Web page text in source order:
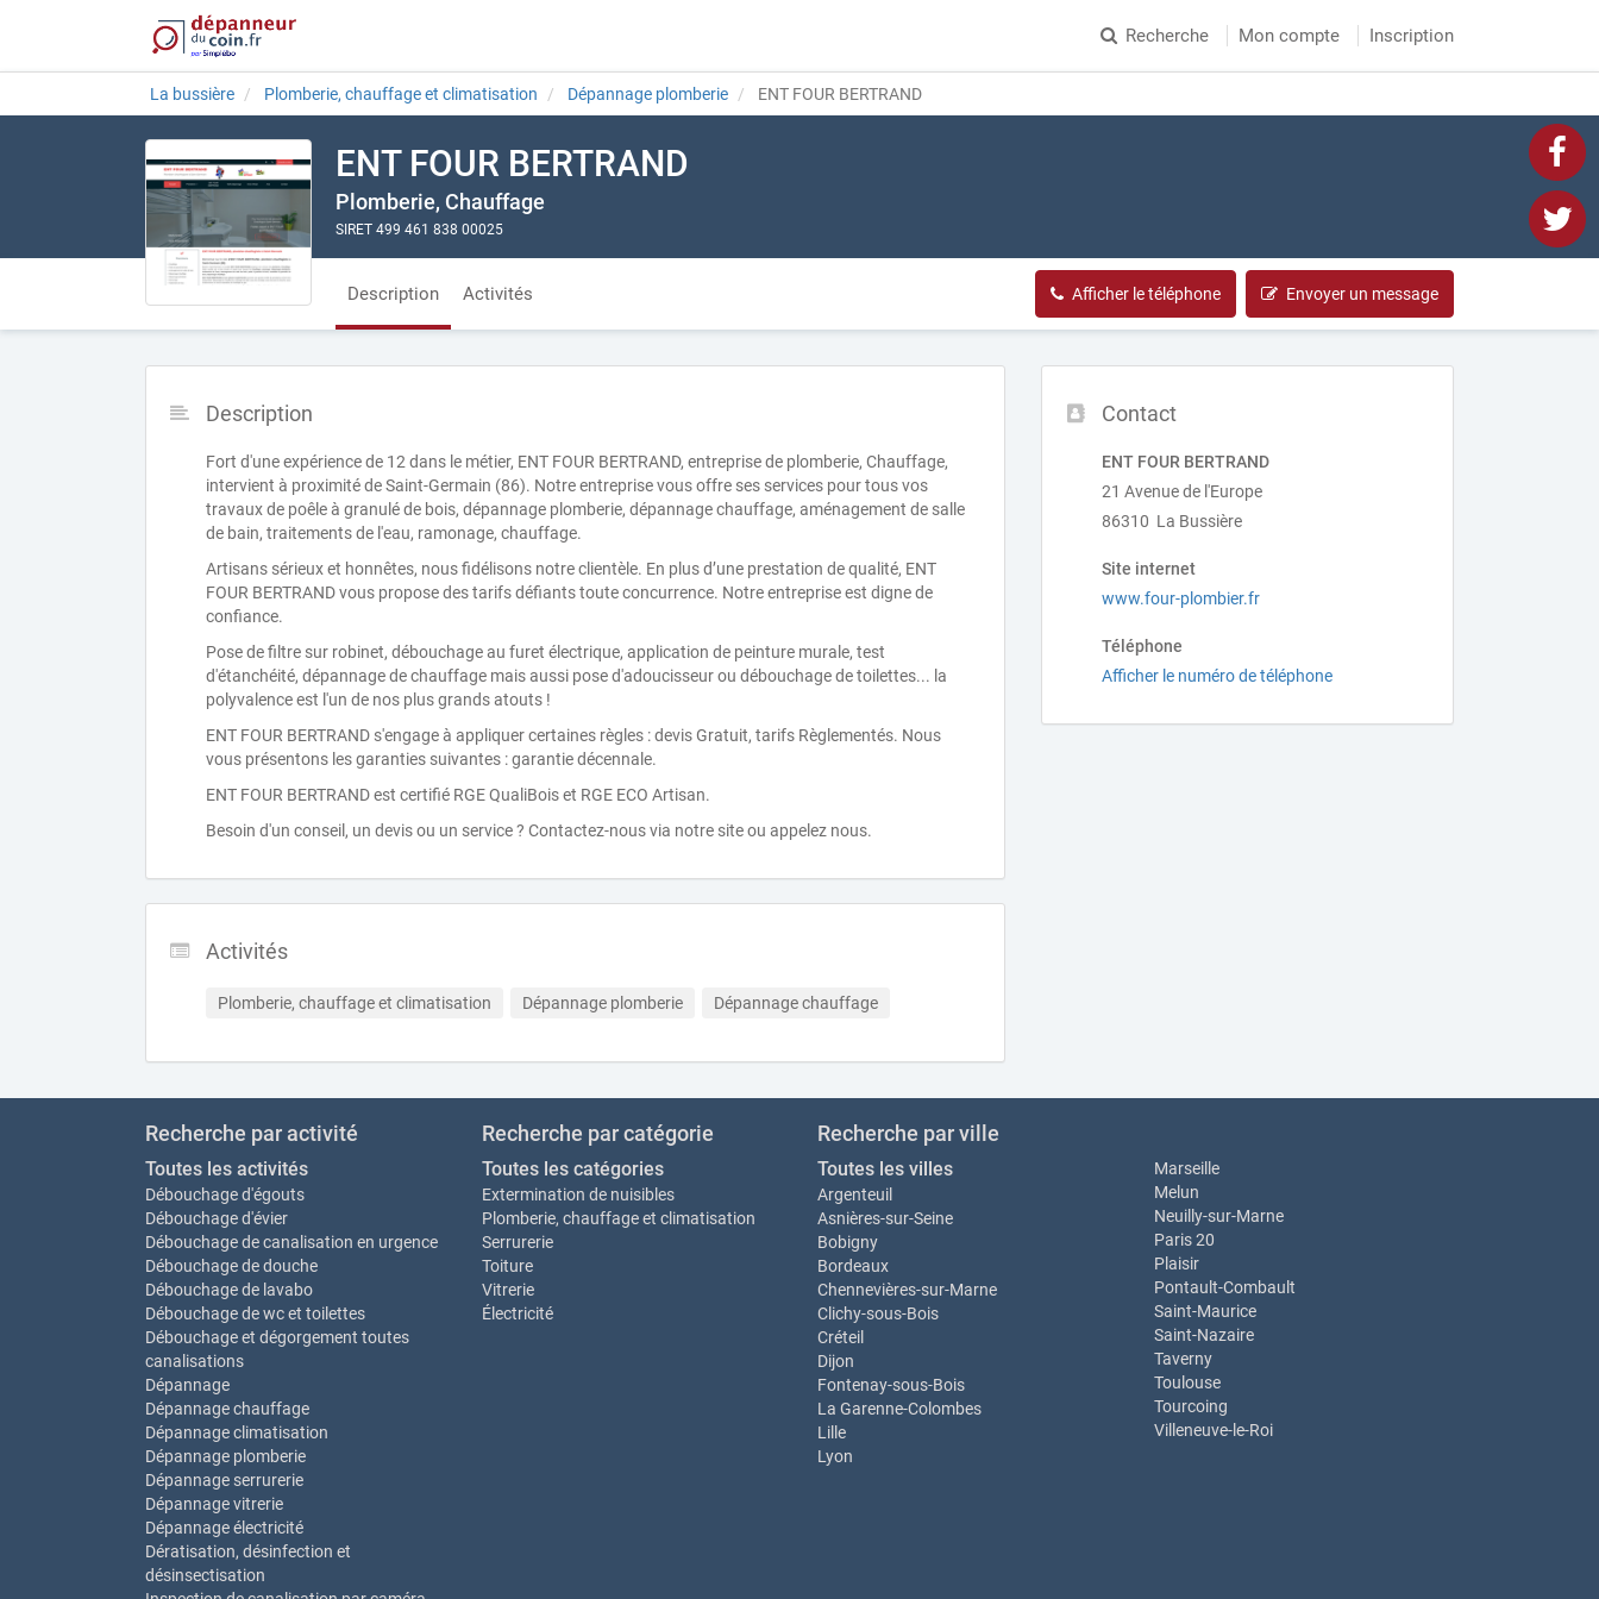
Recherche Mon compte Inscription
La bussière Plomberie, chauffage et climatisation Dépannage plomberie ENT FOUR BERTRAND
ENT FOUR BERTRAND
Plomberie, Chauffage
SIRET 499 461 838 00025
Description Activités Afficher le téléphone Envoyer un message
Contact
ENT FOUR BERTRAND
21 Avenue de l'Europe
86310 La Bussière
Site internet
www.four-plombier.fr
Téléphone
Afficher le numéro de téléphone
Description
Fort d'une expérience de 12 dans le métier, ENT FOUR BERTRAND, entreprise de plomberie, Chauffage,
intervient à proximité de Saint-Germain (86). Notre entreprise vous offre ses services pour tous vos
travaux de poêle à granulé de bois, dépannage plomberie, dépannage chauffage, aménagement de salle
de bain, traitements de l'eau, ramonage, chauffage.
Artisans sérieux et honnêtes, nous fidélisons notre clientèle. En plus d’une prestation de qualité, ENT
FOUR BERTRAND vous propose des tarifs défiants toute concurrence. Notre entreprise est digne de
confiance.
Pose de filtre sur robinet, débouchage au furet électrique, application de peinture murale, test
d'étanchéité, dépannage de chauffage mais aussi pose d'adoucisseur ou débouchage de toilettes... la
polyvalence est l'un de nos plus grands atouts !
ENT FOUR BERTRAND s'engage à appliquer certaines règles : devis Gratuit, tarifs Règlementés. Nous
vous présentons les garanties suivantes : garantie décennale.
ENT FOUR BERTRAND est certifié RGE QualiBois et RGE ECO Artisan.
Besoin d'un conseil, un devis ou un service ? Contactez-nous via notre site ou appelez nous.
Activités
Plomberie, chauffage et climatisation Dépannage plomberie Dépannage chauffage
Recherche par activité
Toutes les activités
Débouchage d'égouts
Débouchage d'évier
Débouchage de canalisation en urgence
Débouchage de douche
Débouchage de lavabo
Débouchage de wc et toilettes
Débouchage et dégorgement toutes
canalisations
Dépannage
Dépannage chauffage
Dépannage climatisation
Dépannage plomberie
Dépannage serrurerie
Dépannage vitrerie
Dépannage électricité
Dératisation, désinfection et
désinsectisation
Recherche par catégorie
Toutes les catégories
Extermination de nuisibles
Plomberie, chauffage et climatisation
Serrurerie
Toiture
Vitrerie
Électricité
Recherche par ville
Toutes les villes
Argenteuil
Asnières-sur-Seine
Bobigny
Bordeaux
Chennevières-sur-Marne
Clichy-sous-Bois
Créteil
Dijon
Fontenay-sous-Bois
La Garenne-Colombes
Lille
Lyon
Marseille
Melun
Neuilly-sur-Marne
Paris 20
Plaisir
Pontault-Combault
Saint-Maurice
Saint-Nazaire
Taverny
Toulouse
Tourcoing
Villeneuve-le-Roi